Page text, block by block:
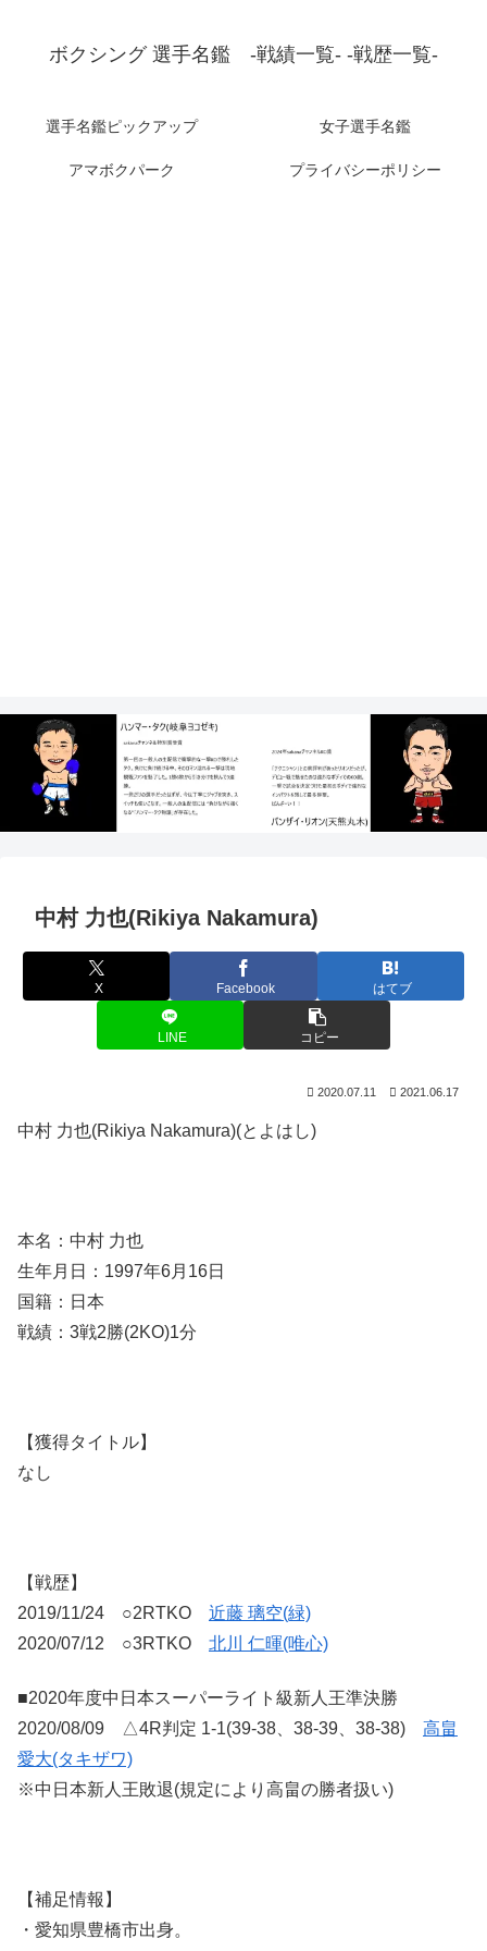
ボクシング 選手名鑑 -戦績一覧- -戦歴一覧-
選手名鑑ピックアップ 女子選手名鑑
アマボクパーク プライバシーポリシー
中村 力也(Rikiya Nakamura)
X Facebook はてブ
LINE コピー
2020.07.11 2021.06.17
中村 力也(Rikiya Nakamura)(とよはし)
本名：中村 力也
生年月日：1997年6月16日
国籍：日本
戦績：3戦2勝(2KO)1分
【獲得タイトル】
なし
【戦歴】
2019/11/24 ○2RTKO 近藤 璃空(緑)
2020/07/12 ○3RTKO 北川 仁暉(唯心)
■2020年度中日本スーパーライト級新人王準決勝
2020/08/09 △4R判定 1-1(39-38、38-39、38-38) 高畠
愛大(タキザワ)
※中日本新人王敗退(規定により高畠の勝者扱い)
【補足情報】
・愛知県豊橋市出身。